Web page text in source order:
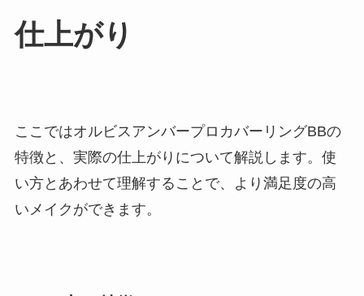
仕上がり
ここではオルビスアンバープロカバーリングBBの
特徴と、実際の仕上がりについて解説します。使
い方とあわせて理解することで、より満足度の高
いメイクができます。